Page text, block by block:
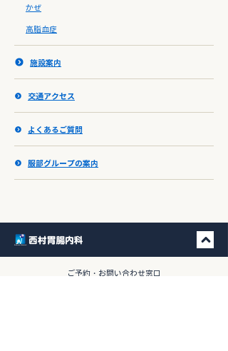
かぜ
高脂血症
施設案内
交通アクセス
よくあるご質問
服部グループの案内
​ご予約・お問い合わせ窓口